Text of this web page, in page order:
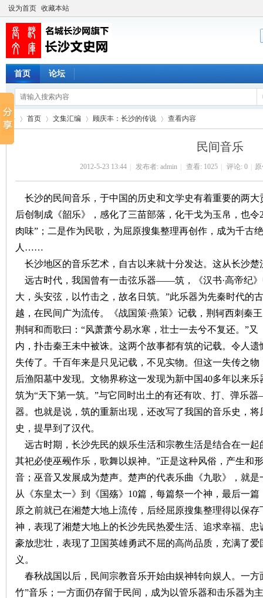
设为首页 收藏本站
首页 论坛
首页 文集汇编
›
顾庆丰：长沙的传说
›
查看内容
民间音乐
2012-5-23 13:44 发布者: admin 查看: 1025 评论: 0
长沙的民间音乐，于中国的历史和文学史有着重要的两
后创制成《韶乐》，感化了三苗部落，化干戈为玉帛，也令
肉味”；二是作为民歌，为屈原搜集整理再创作，成为千古
人……
长沙地区的音乐艺术，自古以来就十分发达。这从长沙
远古时代，我国曾有一击弦乐器——筑，《汉书·高帝纪
大，头安弦，以竹击之，故名日筑。”此乐器为先秦时代的
越，在民间广为流传。《战国策·燕策》记载，荆轲西刺秦
荆轲和而歌曰：“风萧萧兮易水寒，壮士一去兮不复还。”
内，扑击秦王未中被诛。这两个故事都有筑的记载。令人
失传了。千百年来是只见记载，不见实物。但这一失传之物
后渔阳墓中发现。文物界称这一发现为新中国40多年以来乐
筑为“天下第一筑。”与它同时出土的有还有吹、打、弹乐
器。也就是说，筑的重新出现，还改写了我国的音乐史，
史，提早到了汉代。
远古时期，长沙先民的娱乐生活和宗教生活是结合在一
其祀必使巫觋作乐，歌舞以娱神。”正是这种风俗，产生
音；巫音又发展成为楚声。楚声的代表乐曲《九歌》，就
从《东皇太一》到《国殇》 10篇，每篇祭一个神，最后一
原之前就已在湘楚大地上流传，后经屈原搜集整理得以保
神，表现了湘楚大地上的长沙先民热爱生活、追求幸福、
豪放悲壮，表现了卫国英雄勇武不屈的高尚品质，充满了
义。
春秋战国以后，民间宗教音乐开始由娱神转向娱人。一
竹”音乐；一方面仍存留于民间，成为以管乐器和击乐器为